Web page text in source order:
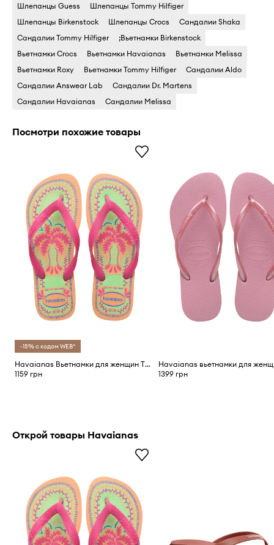
Шлепанцы Guess
Шлепанцы Tommy Hilfiger
Шлепанцы Birkenstock
Шлепанцы Crocs
Сандалии Shaka
Сандалии Tommy Hilfiger
;Вьетнамки Birkenstock
Вьетнамки Crocs
Вьетнамки Havaianas
Вьетнамки Melissa
Вьетнамки Roxy
Вьетнамки Tommy Hilfiger
Сандалии Aldo
Сандалии Answear Lab
Сандалии Dr. Martens
Сандалии Havaianas
Сандалии Melissa
Посмотри похожие товары
-15% с кодом WEB*
Havaianas Вьетнамки для женщин TOP SUMMER VIBES
1159 грн
1399 грн
Открой товары Havaianas